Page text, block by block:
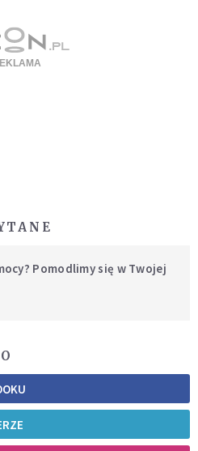
Pomodlimy się w Twojej